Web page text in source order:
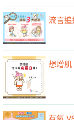
流言
想增肌